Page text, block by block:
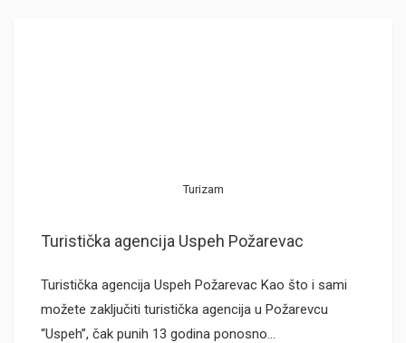
Turizam
Turistička agencija Uspeh Požarevac
Turistička agencija Uspeh Požarevac Kao što i sami
možete zaključiti turistička agencija u Požarevcu
“Uspeh”, čak punih 13 godina ponosno…